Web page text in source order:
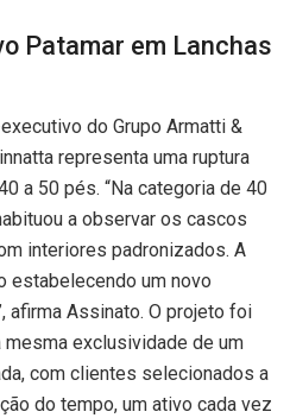
Patamar em Lanchas
do Grupo Armatti &
representa uma ruptura
a 50 pés. “Na categoria de 40
a observar os cascos
interiores padronizados. A
estabelecendo um novo
afirma Assinato. O projeto foi
exclusividade de um
com clientes selecionados a
do tempo, um ativo cada vez